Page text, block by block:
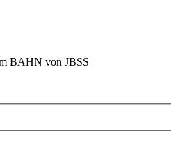
BAHN von JBSS